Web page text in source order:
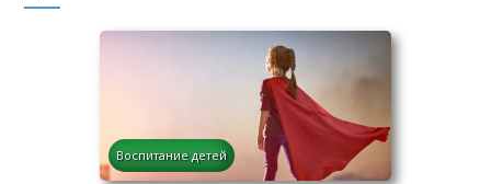
Воспитание детей